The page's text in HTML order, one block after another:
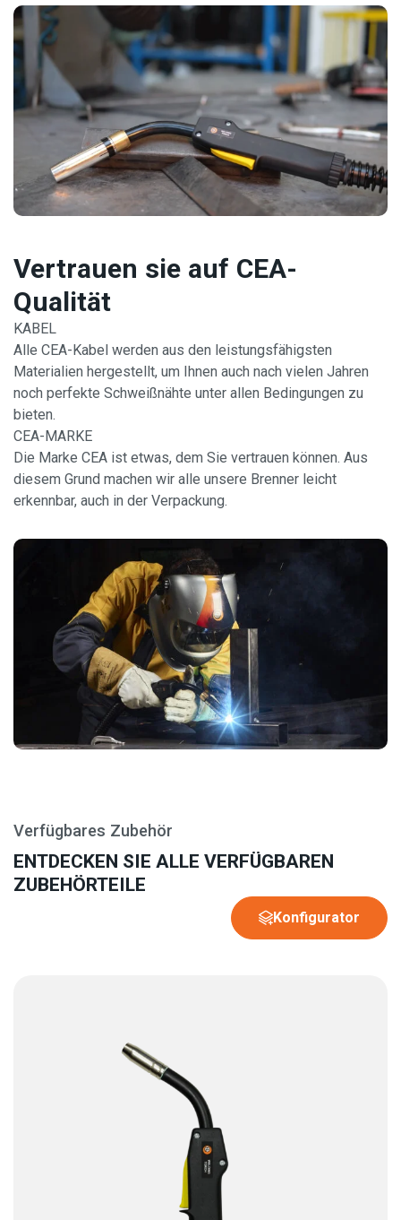
Vertrauen sie auf CEA-
Qualität
KABEL
Alle CEA-Kabel werden aus den leistungsfähigsten
Materialien hergestellt, um Ihnen auch nach vielen Jahren
noch perfekte Schweißnähte unter allen Bedingungen zu
bieten.
CEA-MARKE
Die Marke CEA ist etwas, dem Sie vertrauen können. Aus
diesem Grund machen wir alle unsere Brenner leicht
erkennbar, auch in der Verpackung.
Verfügbares Zubehör
ENTDECKEN SIE ALLE VERFÜGBAREN
ZUBEHÖRTEILE
Konfigurator